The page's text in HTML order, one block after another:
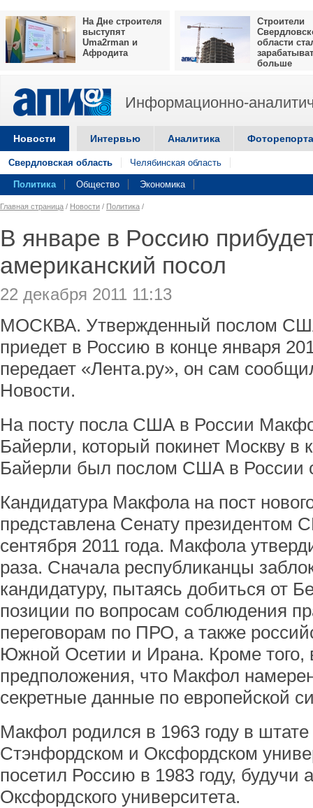
На Дне строителя
выступят
Uma2rman и
Афродита
Строители
области
больше
Информационно-
Новости Интервью Аналитика
Свердловская область Челябинская область
Политика Общество Экономика
Главная страница / Новости / Политика /
В январе в Россию
американский посол
22 декабря 2011 11:13
МОСКВА. Утвержденный послом
приедет в Россию в конце января
передает «Лента.ру», он сам
Новости.
На посту посла США в России
Байерли, который покинет Москву в
Байерли был послом США в России
Кандидатура Макфола на пост
представлена Сенату
сентября 2011 года. Макфола
раза. Сначала республиканцы
кандидатуру, пытаясь добиться от
позиции по вопросам соблюдения
переговорам по ПРО, а также
Южной Осетии и Ирана. Кроме того,
предположения, что Макфол
секретные данные по европейской
Макфол родился в 1963 году в
Стэнфордском и Оксфордском
посетил Россию в 1983 году, будучи
Оксфордского университета.